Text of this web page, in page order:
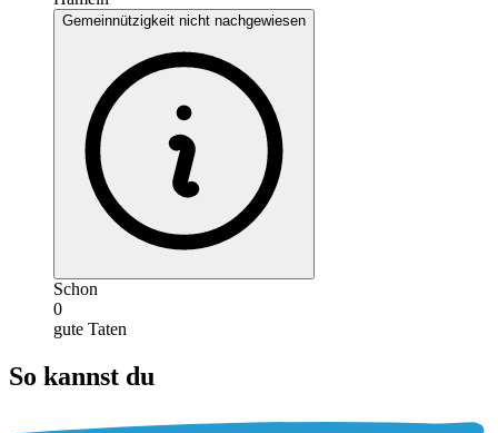
Gemeinnützigkeit nicht nachgewiesen
Schon
0
gute Taten
So kannst du